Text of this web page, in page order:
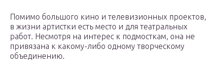
Помимо большого кино и телевизионных проектов,
в жизни артистки есть место и для театральных
работ. Несмотря на интерес к подмосткам, она не
привязана к какому-либо одному творческому
объединению.